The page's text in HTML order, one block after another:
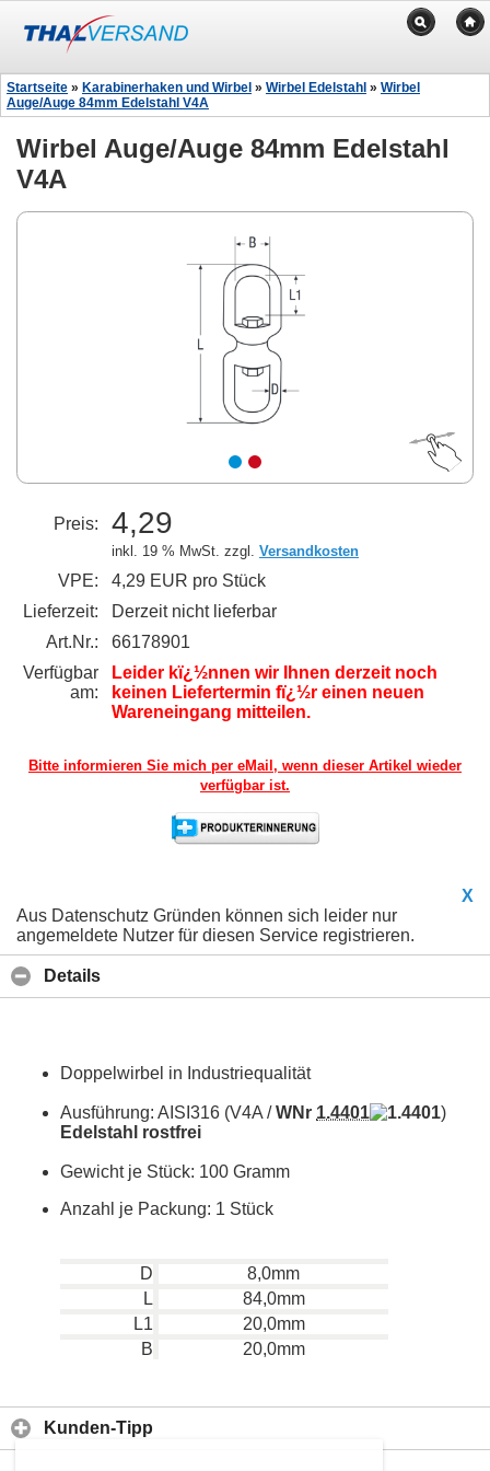
Startseite » Karabinerhaken und Wirbel » Wirbel Edelstahl » Wirbel
Auge/Auge 84mm Edelstahl V4A
Wirbel Auge/Auge 84mm Edelstahl
V4A
Preis: 4,29
inkl. 19 % MwSt. zzgl. Versandkosten
VPE:
4,29 EUR pro Stück
Lieferzeit:
Derzeit nicht lieferbar
Art.Nr.:
66178901
Verfügbar
am:
Leider kï¿½nnen wir Ihnen derzeit noch
keinen Liefertermin fï¿½r einen neuen
Wareneingang mitteilen.
Bitte informieren Sie mich per eMail, wenn dieser Artikel wieder
verfügbar ist.
X
Aus Datenschutz Gründen können sich leider nur
angemeldete Nutzer für diesen Service registrieren.
Details
Doppelwirbel in Industriequalität
Ausführung: AISI316 (V4A /WNr 1.4401
)
Edelstahl rostfrei
Gewicht je Stück: 100 Gramm
Anzahl je Packung: 1 Stück
D
8,0mm
L
84,0mm
L1
20,0mm
B
20,0mm
Kunden-Tipp